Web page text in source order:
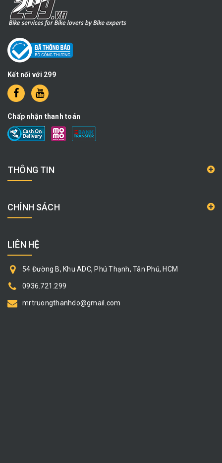
Kết nối với 299
Chấp nhận thanh toán
THÔNG TIN
CHÍNH SÁCH
LIÊN HỆ
54 Đường B, Khu ADC, Phú Thạnh, Tân Phú, HCM
0936.721.299
mrtruongthanhdo@gmail.com